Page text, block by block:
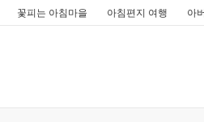
꽃피는 아침마을 아침편지 여행 아